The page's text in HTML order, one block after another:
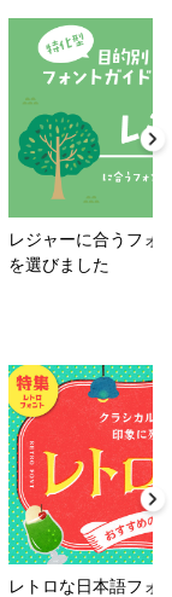
レジャーに合うフォ
を選びました
レトロな日本語フォ